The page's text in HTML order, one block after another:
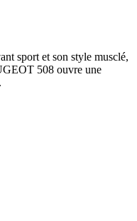
sport et son style musclé,
508 ouvre une